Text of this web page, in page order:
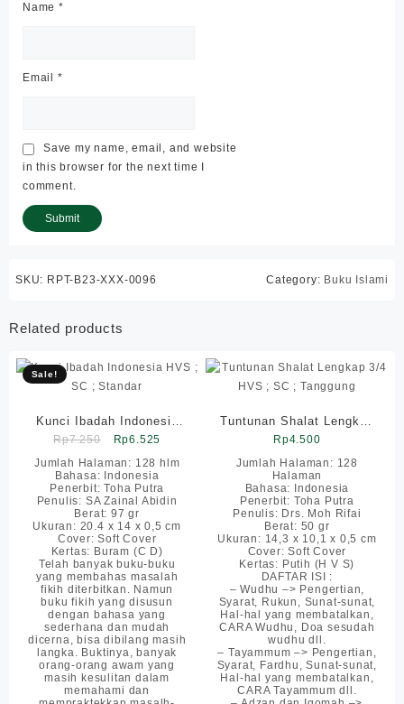
Name *
Email *
Save my name, email, and website
in this browser for the next time I
comment.
SKU: RPT-B23-XXX-0096 Category: Buku Islami
Related products
Sale!
Kunci Ibadah Indonesia
HVS ; SC ; Standar
Rp7.250
Original
price
was:
Rp7.250.
Rp6.525
price
Rp6.525.
Jumlah Halaman: 128 hlm
Bahasa: Indonesia
Penerbit: Toha Putra
Penulis: SA Zainal Abidin
Berat: 97 gr
Ukuran: 20.4 x 14 x 0,5 cm
Cover: Soft Cover
Kertas: Buram (C D)
Telah banyak buku-buku
yang membahas masalah
fikih diterbitkan. Namun
buku fikih yang disusun
dengan bahasa yang
sederhana dan mudah
dicerna, bisa dibilang masih
langka. Buktinya, banyak
orang-orang awam yang
masih kesulitan dalam
memahami dan
Tuntunan Shalat Lengkap
3/4 HVS ; SC ; Tanggung
Rp4.500
Jumlah Halaman: 128
Halaman
Bahasa: Indonesia
Penerbit: Toha Putra
Penulis: Drs. Moh Rifai
Berat: 50 gr
Ukuran: 14,3 x 10,1 x 0,5 cm
Cover: Soft Cover
Kertas: Putih (H V S)
DAFTAR ISI :
– Wudhu –> Pengertian,
Syarat, Rukun, Sunat-sunat,
Hal-hal yang membatalkan,
CARA Wudhu, Doa sesudah
wudhu dll.
– Tayammum –> Pengertian,
Syarat, Fardhu, Sunat-sunat,
Hal-hal yang membatalkan,
CARA Tayammum dll.